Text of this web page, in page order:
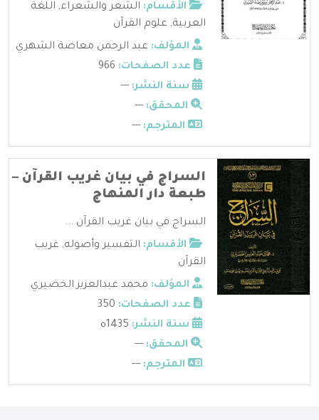
الأقسام: الشعر والشعراء, اللغة
العربية, علوم القرآن
المؤلف: عبد الرحمن معاضة الشهري
عدد الصفحات:
سنة النشر: ---
المحقق: ---
المترجم: ---
السراج في بيان غريب القرآن –
طبعة دار المنهاج
السراج في بيان غريب القرآن ...
الأقسام: التفسير وأصوله, غريب
القرآن
المؤلف: محمد عبدالعزيز الخضيري
عدد الصفحات:
سنة النشر:
المحقق: ---
المترجم: ---